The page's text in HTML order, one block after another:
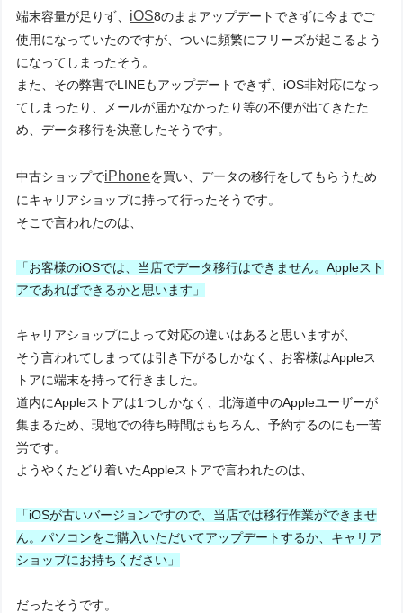
端末容量が足りず、 iOS8のままアップデートできずに今までご
使用になっていたのですが、ついに頻繁にフリーズが起こるよう
になってしまったそう。
また、その弊害でLINEもアップデートできず、iOS非対応になっ
てしまったり、メールが届かなかったり等の不便が出てきたた
め、データ移行を決意したそうです。
中古ショップでiPhoneを買い、データの移行をしてもらうため
にキャリアショップに持って行ったそうです。
そこで言われたのは、
「お客様のiOSでは、当店でデータ移行はできません。Appleスト
アであればできるかと思います」
キャリアショップによって対応の違いはあると思いますが、
そう言われてしまっては引き下がるしかなく、お客様はAppleス
トアに端末を持って行きました。
道内にAppleストアは1つしかなく、北海道中のAppleユーザーが
集まるため、現地での待ち時間はもちろん、予約するのにも一苦
労です。
ようやくたどり着いたAppleストアで言われたのは、
「iOSが古いバージョンですので、当店では移行作業ができませ
ん。パソコンをご購入いただいてアップデートするか、キャリア
ショップにお持ちください」
だったそうです。